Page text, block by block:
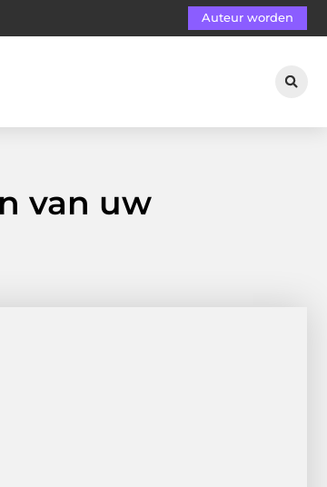
Auteur worden
van uw